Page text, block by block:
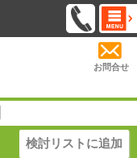
お問合せ
検討リストに追加